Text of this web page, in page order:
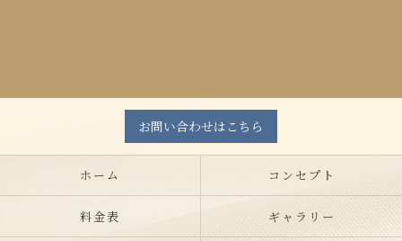
お問い合わせはこちら
ホーム コンセプト
料金表 ギャラリー